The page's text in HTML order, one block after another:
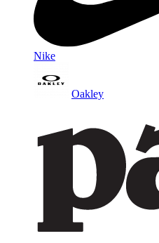
Nike
Oakley